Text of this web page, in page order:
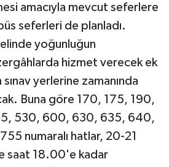
amacıyla mevcut seferlere
seferleri de planladı.
yoğunluğun
hizmet verecek ek
yerlerine zamanında
Buna göre 170, 175, 190,
530, 600, 630, 635, 640,
numaralı hatlar, 20-21
saat 18.00'e kadar